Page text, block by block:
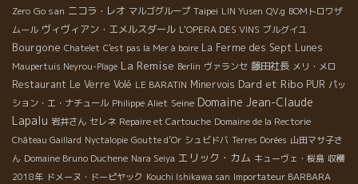
Zero Go san ニコラ・レオ マルゴグループ Taipei LIN Yusen QV.g BOMトロワザ
ムール ヴィヴィアン・エメルスダール L'OPERA DES VINS ブルグイユ
Bourgone Chatelet C'est pas la Mer à boire La Ferme des Sept Lunes
Maupertuis Neyrou-Plage La Remise Berlin ヴァランセ 藤田社長 メリ・メロ
Restaurant Le Verre Volé LE BARATIN Minervois Dard et Ribo PUR パッ
ション・エ・ナチュール Philippe Aliet Seine Domaine Jean-Claude
Lapalu 岩井さん セレネ Repaire et Cartouche Domaine de la Rectorie
Château Gaillard Nyctalopie Goutte d’Or シュビドバ Terres Dorées 山田マサ子さ
ん Domaine Bruno Duchene Nara Seiya エリック・カム キューヴェ・桜島 収穫
2018年 ドメーヌ・ドーピヤック Kouchi Ishikawa san Importateur BARBARA